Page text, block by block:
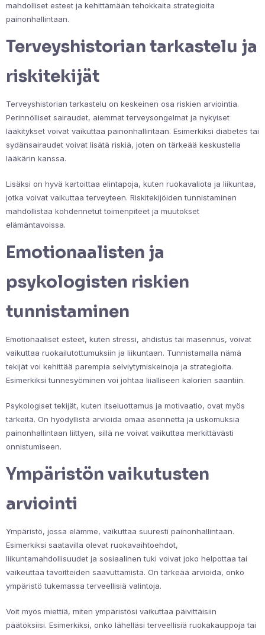
mahdolliset esteet ja kehittämään tehokkaita strategioita
painonhallintaan.
Terveyshistorian tarkastelu ja
riskitekijät
Terveyshistorian tarkastelu on keskeinen osa riskien arviointia.
Perinnölliset sairaudet, aiemmat terveysongelmat ja nykyiset
lääkitykset voivat vaikuttaa painonhallintaan. Esimerkiksi diabetes tai
sydänsairaudet voivat lisätä riskiä, joten on tärkeää keskustella
lääkärin kanssa.
Lisäksi on hyvä kartoittaa elintapoja, kuten ruokavaliota ja liikuntaa,
jotka voivat vaikuttaa terveyteen. Riskitekijöiden tunnistaminen
mahdollistaa kohdennetut toimenpiteet ja muutokset
elämäntavoissa.
Emotionaalisten ja
psykologisten riskien
tunnistaminen
Emotionaaliset esteet, kuten stressi, ahdistus tai masennus, voivat
vaikuttaa ruokailutottumuksiin ja liikuntaan. Tunnistamalla nämä
tekijät voi kehittää parempia selviytymiskeinoja ja strategioita.
Esimerkiksi tunnesyöminen voi johtaa liialliseen kalorien saantiin.
Psykologiset tekijät, kuten itseluottamus ja motivaatio, ovat myös
tärkeitä. On hyödyllistä arvioida omaa asennetta ja uskomuksia
painonhallintaan liittyen, sillä ne voivat vaikuttaa merkittävästi
onnistumiseen.
Ympäristön vaikutusten
arviointi
Ympäristö, jossa elämme, vaikuttaa suuresti painonhallintaan.
Esimerkiksi saatavilla olevat ruokavaihtoehdot,
liikuntamahdollisuudet ja sosiaalinen tuki voivat joko helpottaa tai
vaikeuttaa tavoitteiden saavuttamista. On tärkeää arvioida, onko
ympäristö tukemassa terveellisiä valintoja.
Voit myös miettiä, miten ympäristösi vaikuttaa päivittäisiin
päätöksiisi. Esimerkiksi, onko lähelläsi terveellisiä ruokakauppoja tai